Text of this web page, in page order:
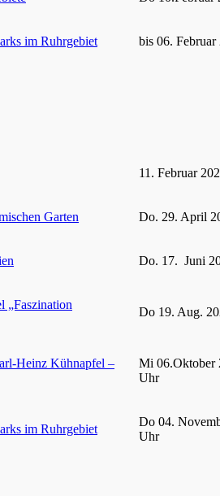
im Ruhrgebiet bis 06. Februar
11. Februar
Garten Do. 29. April
Do. 17. Juni
„Faszination
Do 19. Aug.
Heinz Kühnapfel –
Mi 06.Oktober
Uhr
im Ruhrgebiet
Do 04.
Uhr